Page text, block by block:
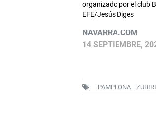
organizado por el club
EFE/Jesús Diges
NAVARRA.COM
14 SEPTIEMBRE,
PAMPLONA ZUBIRI